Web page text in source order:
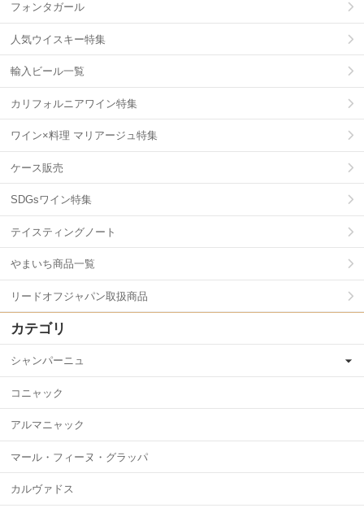
フォンタガール
人気ウイスキー特集
輸入ビール一覧
カリフォルニアワイン特集
ワイン×料理 マリアージュ特集
ケース販売
SDGsワイン特集
テイスティングノート
やまいち商品一覧
リードオフジャパン取扱商品
カテゴリ
シャンパーニュ
コニャック
アルマニャック
マール・フィーヌ・グラッパ
カルヴァドス